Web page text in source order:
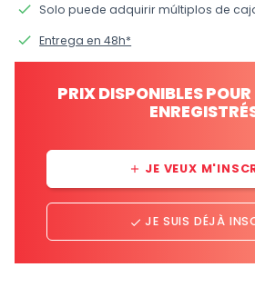
done Solo puede adquirir múltiplos de
done Entrega en 48h*
PRIX DISPONIBLES POUR
add JE VEUX
done JE SUIS DÉJÀ